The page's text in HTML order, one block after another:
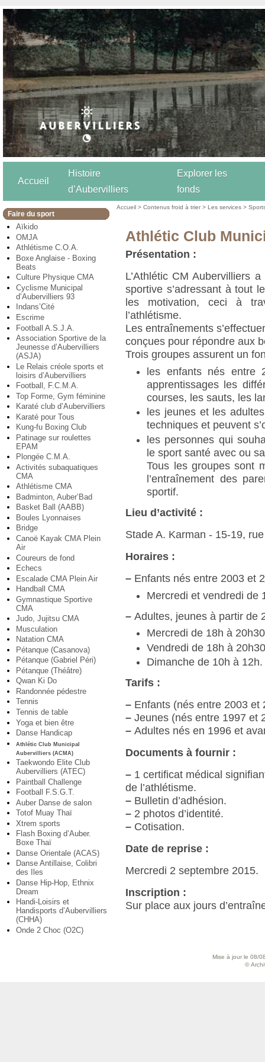
Accueil
Histoire
d’Aubervilliers
Explorer les
fonds
Faire du sport
Aïkido
OMJA
Athlétisme C.O.A.
Boxe Anglaise - Boxing
Beats
Culture Physique CMA
Cyclisme Municipal
d’Aubervilliers 93
Indans’Cité
Escrime
Football A.S.J.A.
Association Sportive de la
Jeunesse d’Aubervilliers
(ASJA)
Le Relais créole sports et
loisirs d’Aubervilliers
Football, F.C.M.A.
Top Forme, Gym féminine
Karaté club d’Aubervilliers
Karaté pour Tous
Kung-fu Boxing Club
Patinage sur roulettes
EPAM
Plongée C.M.A.
Activités subaquatiques
CMA
Athlétisme CMA
Badminton, Auber’Bad
Basket Ball (AABB)
Boules Lyonnaises
Bridge
Canoë Kayak CMA Plein
Air
Coureurs de fond
Echecs
Escalade CMA Plein Air
Handball CMA
Gymnastique Sportive
CMA
Judo, Jujitsu CMA
Musculation
Natation CMA
Pétanque (Casanova)
Pétanque (Gabriel Péri)
Pétanque (Théâtre)
Qwan Ki Do
Randonnée pédestre
Tennis
Tennis de table
Yoga et bien être
Danse Handicap
Athlétic Club Municipal
Aubervilliers (ACMA)
Taekwondo Elite Club
Aubervilliers (ATEC)
Paintball Challenge
Football F.S.G.T.
Auber Danse de salon
Totof Muay Thaï
Xtrem sports
Flash Boxing d’Auber.
Boxe Thaï
Danse Orientale (ACAS)
Danse Antillaise, Colibri
des Iles
Danse Hip-Hop, Ethnix
Dream
Handi-Loisirs et
Handisports d’Aubervilliers
(CHHA)
Onde 2 Choc (O2C)
Accueil >Contenus froid à trier >Les services >
Athlétic Club
Présentation :
L’Athlétic CM Aubervilliers
sportive s’adressant à tout
les motivation, ceci à
l’athlétisme.
Les entraînements
conçues pour répondre aux
Trois groupes assurent un
les enfants nés entre
apprentissages les
courses, les sauts, les
les jeunes et les
techniques et peuvent
les personnes qui
le sport santé avec ou
Tous les groupes sont
l’entraînement des
sportif.
Lieu d’activité :
Stade A. Karman - 15-19,
Horaires :
– Enfants nés entre 2003 et
Mercredi et vendredi de
– Adultes, jeunes à partir de
Mercredi de 18h à
Vendredi de 18h à
Dimanche de 10h à 12h.
Tarifs :
– Enfants (nés entre 2003 et
– Jeunes (nés entre 1997 et
– Adultes nés en 1996 et
Documents à fournir :
– 1 certificat médical
de l’athlétisme.
– Bulletin d’adhésion.
– 2 photos d’identité.
– Cotisation.
Date de reprise :
Mercredi 2 septembre 2015.
Inscription :
Sur place aux jours
Mise à jour le 08/
©